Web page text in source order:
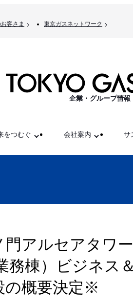
客さま 東京ガスネットワーク
企業・グループ情報
をつむぐ 会社案内 サ
門アルセアタワ
務棟）ビジネス
の概要決定※